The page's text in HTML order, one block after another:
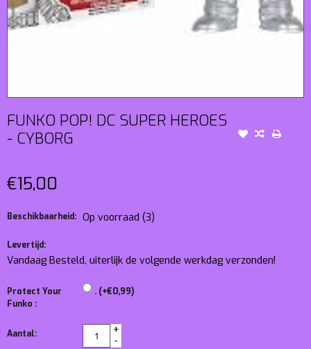
FUNKO POP! DC SUPER HEROES
- CYBORG
€15,00
Beschikbaarheid: Op voorraad (3)
Levertijd:
Vandaag Besteld, uiterlijk de volgende werkdag verzonden!
Protect Your
Funko :
. (+€0,99)
Aantal:
+
-